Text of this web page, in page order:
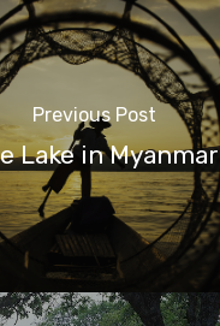
Previous Post
Lake in Myanmar